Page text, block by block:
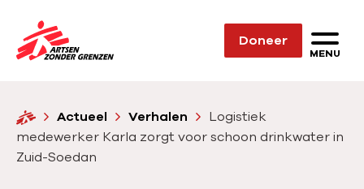
Sla navigatie over
N
r
d
e
Doneer
MENU
H
o
m
Actueel Verhalen
Logistiek
medewerker Karla zorgt voor schoon drinkwater in
Zuid-Soedan